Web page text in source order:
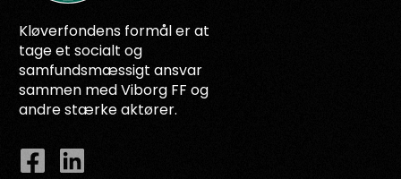
Kløverfondens formål er at
tage et socialt og
samfundsmæssigt ansvar
sammen med Viborg FF og
andre stærke aktører.